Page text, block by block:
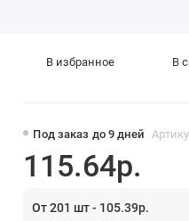
Под заказ до 9 дней
115.64р.
От 201 шт - 105.39р.
В избранное В